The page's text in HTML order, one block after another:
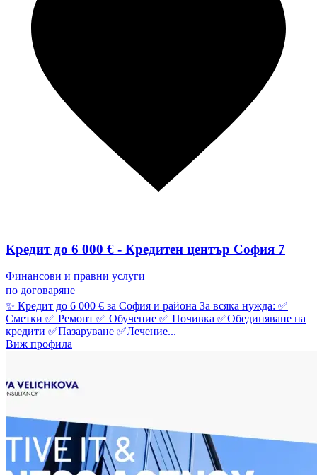
Кредит до 6 000 € - Кредитен център София 7
Финансови и правни услуги
по договаряне
✨ Кредит до 6 000 € за София и района За всяка нужда: ✅
Сметки ✅ Ремонт ✅ Обучение ✅ Почивка ✅Обединяване на
кредити ✅Пазаруване ✅Лечение...
Виж профила